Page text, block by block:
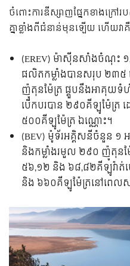
ចំពោះការឌីស្សាញផ្នែកខាងក្រ
គ្នាខ្លាំងពីជំនាន់មុនឡើយ ហើយវ
(EREV) ម៉ាស៊ីនសាំងចំណុះ
ផលិតកម្លាំងបានសរុប ២៣៥
ញ៉ូតុនម៉ែត្រ ផ្គួបនឹងអាគុយ
បើកបរបាន ២៩០គីឡូម៉ែត្
៥០០គីឡូម៉ែត្រ ឯណ្ណោះ។
(BEV) ម៉ូទ័រអគ្គិសនីចំនួន ១
និងកម្លាំងរមួល ២៩០ ញ៉ូតុន
៥៦,១២ និង ៦៨,៨២គីឡូវ៉ាត់
និង ៦៦០គីឡូម៉ែត្រនៅពេលស